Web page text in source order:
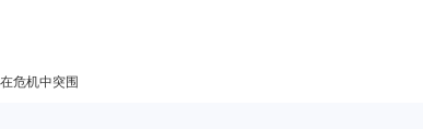
危机中突围